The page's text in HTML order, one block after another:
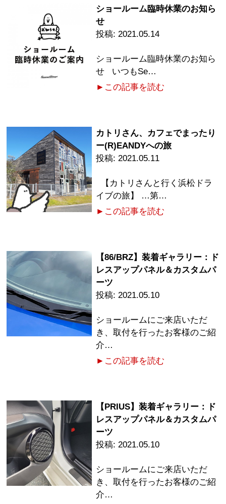
ショールーム臨時休業のお知ら
せ
2021.05.14
ショールーム臨時休業のお知ら
せ いつもSe…
►この記事を読む
カトリさん、カフェでまったり
ー(R)EANDYへの旅
2021.05.11
【カトリさんと行く浜松ドラ
イブの旅】 …第…
►この記事を読む
【86/BRZ】装着ギャラリー：ド
レスアップパネル＆カスタムパ
ーツ
2021.05.10
ショールームにご来店いただ
き、取付を行ったお客様のご紹
介…
►この記事を読む
【PRIUS】装着ギャラリー：ド
レスアップパネル＆カスタムパ
ーツ
2021.05.10
ショールームにご来店いただ
き、取付を行ったお客様のご紹
介…